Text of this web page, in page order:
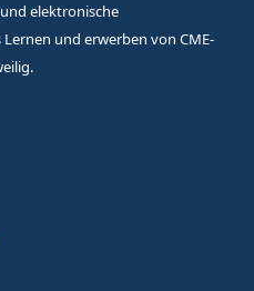
elektronische
und erwerben von CME-